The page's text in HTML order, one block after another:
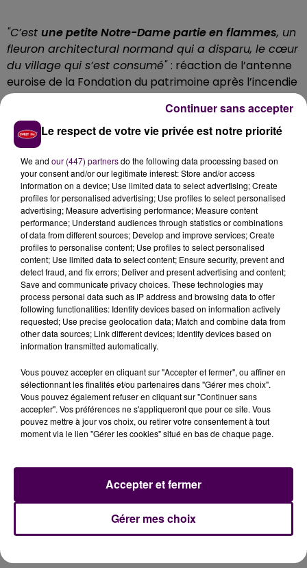
"C’est une petite Notre-Dame partie en flammes, un
fleuron architectural normand qui a disparu, le cœur
du village qui s’est consumé" : réaction de l’antenne
euroise de la Fondation du patrimoine après l’incendie
qui a ravagé dans la matinée de ce samedi 17 avril
l’église de Romilly-la-Puthenaye. Les dégâts sont
estimés à plus d’un million d’euros. Unappel aux dons
est lancé.
À LA UNE
31 juillet 2026
11 juillet 2026
Inscrivez-vous au casting The Voice & The Voice
12h00
Des pompiers du Centre Val de Loire envoyé en
renfort dans l'Aude
Le respect de votre vie privée est notre priorité
We and our (447) partnersdo the following data processing based on
your consent and/or our legitimate interest: Store and/or access
information on a device; Use limited data to select advertising; Create
profiles for personalised advertising; Use profiles to select personalised
advertising; Measure advertising performance; Measure content
performance; Understand audiences through statistics or combinations
of data from different sources; Develop and improve services; Create
profiles to personalise content; Use profiles to select personalised
content; Use limited data to select content; Ensure security, prevent and
detect fraud, and fix errors; Deliver and present advertising and content;
Save and communicate privacy choices. These technologies may
process personal data such as IP address and browsing data to offer
following functionalities: Identify devices based on information actively
requested; Use precise geolocation data; Match and combine data from
other data sources; Link different devices; Identify devices based on
information transmitted automatically.
Vous pouvez accepter en cliquant sur "Accepter et fermer", ou affiner en
sélectionnant les finalités et/ou partenaires dans "Gérer mes choix".
Vous pouvez également refuser en cliquant sur "Continuer sans
accepter". Vos préférences ne s'appliqueront que pour ce site. Vous
pouvez mettre à jour vos choix, ou retirer votre consentement à tout
moment via le lien "Gérer les cookies" situé en bas de chaque page.
Gérer mes choix
Accepter et fermer
Continuer sans accepter